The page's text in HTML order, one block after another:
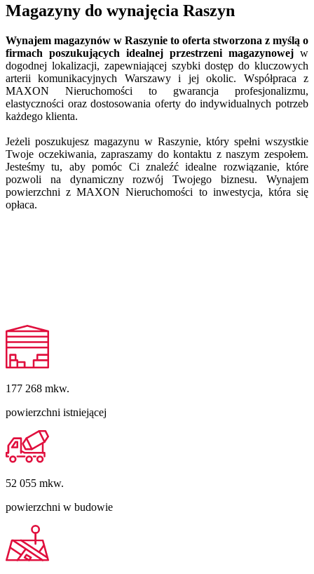
Magazyny do wynajęcia Raszyn
Wynajem magazynów w Raszynie to oferta stworzona z myślą o
firmach poszukujących idealnej przestrzeni magazynowej w
dogodnej lokalizacji, zapewniającej szybki dostęp do kluczowych
arterii komunikacyjnych Warszawy i jej okolic. Współpraca z
MAXON Nieruchomości to gwarancja profesjonalizmu,
elastyczności oraz dostosowania oferty do indywidualnych potrzeb
każdego klienta.
Jeżeli poszukujesz magazynu w Raszynie, który spełni wszystkie
Twoje oczekiwania, zapraszamy do kontaktu z naszym zespołem.
Jesteśmy tu, aby pomóc Ci znaleźć idealne rozwiązanie, które
pozwoli na dynamiczny rozwój Twojego biznesu. Wynajem
powierzchni z MAXON Nieruchomości to inwestycja, która się
opłaca.
177 268 mkw.
powierzchni istniejącej
52 055 mkw.
powierzchni w budowie